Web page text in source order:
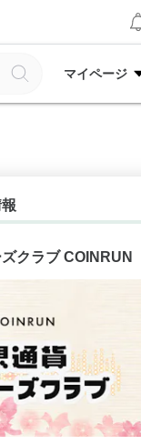
マイページ
クラブ COINRUN